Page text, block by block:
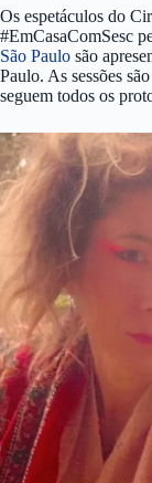
Os espetáculos do
#EmCasaComSesc
São Paulo são
Paulo. As sessões
seguem todos os